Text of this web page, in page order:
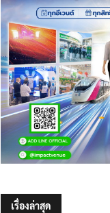
เรื่องล่าสุด